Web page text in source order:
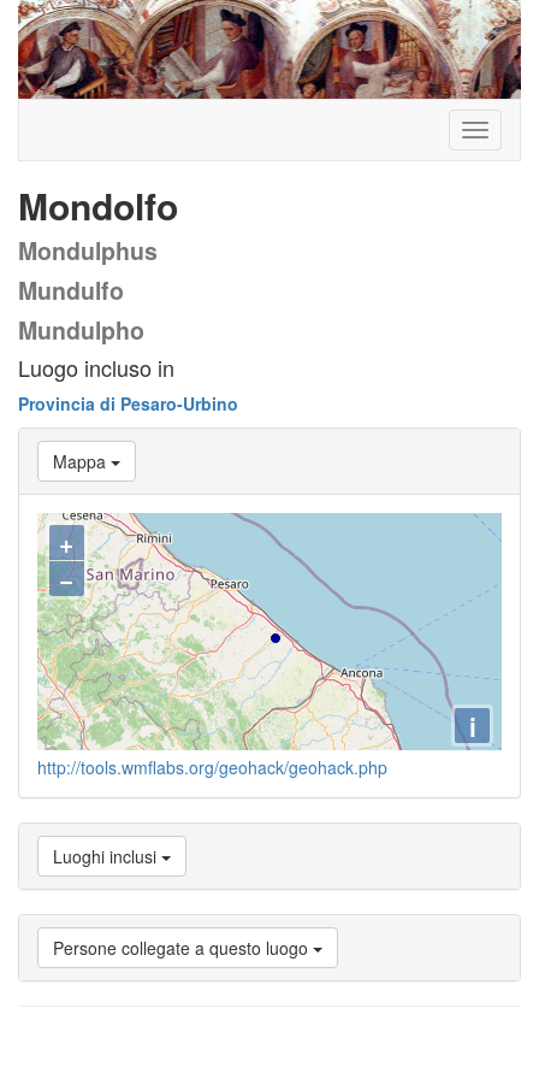
Toggle
Mondolfo
Mondulphus
Mundulfo
Mundulpho
Luogo incluso in
Provincia di Pesaro-Urbino
Mappa
+
−
i
http://tools.wmflabs.org/geohack/geohack.php
Luoghi inclusi
Persone collegate a questo luogo